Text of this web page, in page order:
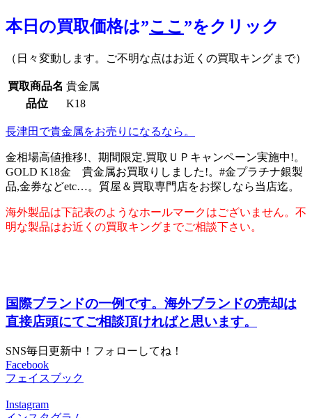
本日の買取価格は”ここ”をクリック
（日々変動します。ご不明な点はお近くの買取キングまで）
買取商品名 貴金属
品位
K18
長津田で貴金属をお売りになるなら。
金相場高値推移!、期間限定.買取ＵＰキャンペーン実施中!。
GOLD K18金 貴金属お買取りしました!。#金プラチナ銀製
品,金券などetc…。質屋＆買取専門店をお探しなら当店迄。
海外製品は下記表のようなホールマークはございません。不
明な製品はお近くの買取キングまでご相談下さい。
国際ブランドの一例です。海外ブランドの売却は
直接店頭にてご相談頂ければと思います。
SNS毎日更新中！フォローしてね！
Facebook
フェイスブック
Instagram